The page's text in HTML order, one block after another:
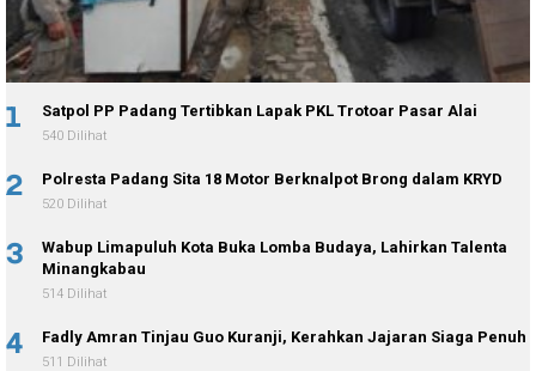
1 Satpol PP Padang Tertibkan Lapak PKL Trotoar Pasar Alai
540 Dilihat
2 Polresta Padang Sita 18 Motor Berknalpot Brong dalam KRYD
520 Dilihat
3
Wabup Limapuluh Kota Buka Lomba Budaya, Lahirkan Talenta
Minangkabau
514 Dilihat
4 Fadly Amran Tinjau Guo Kuranji, Kerahkan Jajaran Siaga Penuh
511 Dilihat